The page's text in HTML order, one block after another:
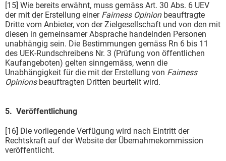
[15] Wie bereits erwähnt, muss gemäss Art. 30 Abs. 6 UEV
der mit der Erstellung einer Fairness Opinionbeauftragte
Dritte vom Anbieter, von der Zielgesellschaft und von den mit
diesen in gemeinsamer Absprache handelnden Personen
unabhängig sein. Die Bestimmungen gemäss Rn 6 bis 11
des UEK-Rundschreibens Nr. 3 (Prüfung von öffentlichen
Kaufangeboten) gelten sinngemäss, wenn die
Unabhängigkeit für die mit der Erstellung von Fairness
Opinionsbeauftragten Dritten beurteilt wird.
5. Veröffentlichung
[16] Die vorliegende Verfügung wird nach Eintritt der
Rechtskraft auf der Website der Übernahmekommission
veröffentlicht.